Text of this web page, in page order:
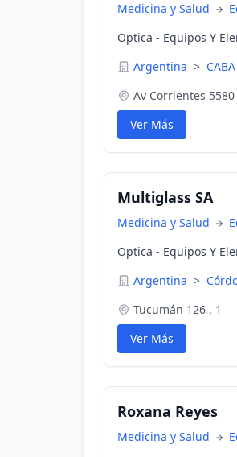
Medicina y Salud
Optica - Equipos Y
Argentina > CABA
Av Corrientes 5580
Ver Más
Multiglass SA
Medicina y Salud
Optica - Equipos Y
Argentina >
Tucumán 126 , 1
Ver Más
Roxana Reyes
Medicina y Salud